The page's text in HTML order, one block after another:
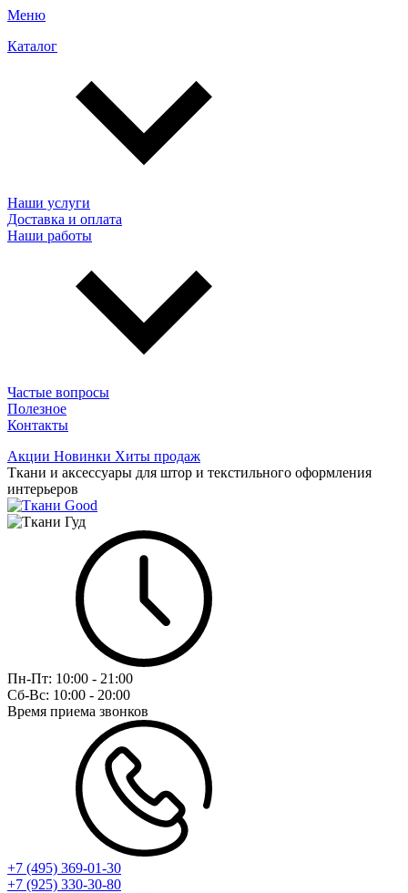
Меню
Каталог
Наши услуги
Доставка и оплата
Наши работы
Частые вопросы
Полезное
Контакты
Акции Новинки Хиты продаж
Ткани и аксессуары для штор и текстильного оформления
интерьеров
Пн-Пт: 10:00 - 21:00
Сб-Вс: 10:00 - 20:00
Время приема звонков
+7 (495) 369-01-30
+7 (925) 330-30-80